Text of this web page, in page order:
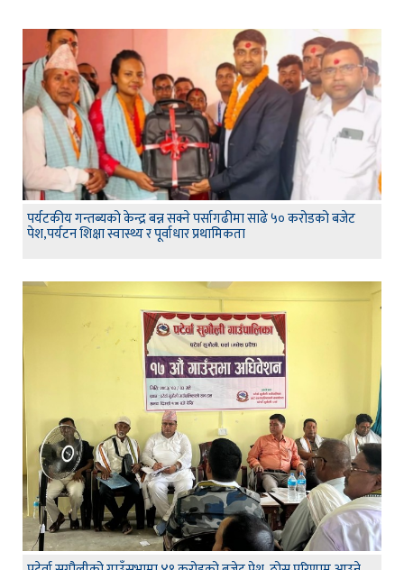
पर्यटकीय गन्तब्यको केन्द्र बन्न सक्ने पर्सागढीमा साढे ५० करोडको बजेट
पेश,पर्यटन शिक्षा स्वास्थ्य र पूर्वाधार प्रथामिकता